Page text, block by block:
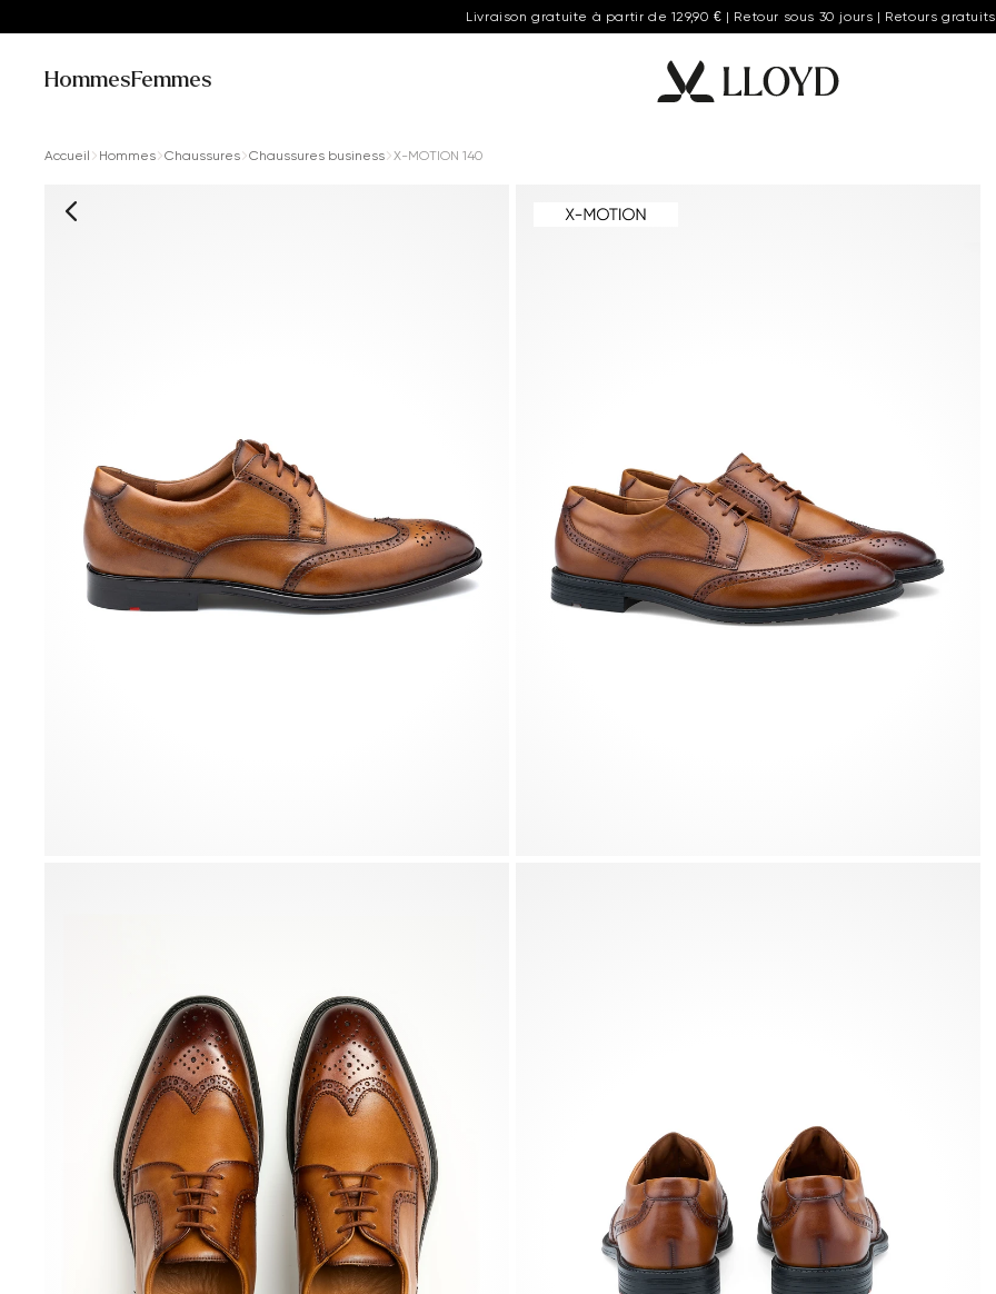
Livraison gratuite à partir de 129,90 € | Retour sous 30 jours | Retours gratuits
HommesFemmes
Accueil Hommes Chaussures Chaussures business X-MOTION 140